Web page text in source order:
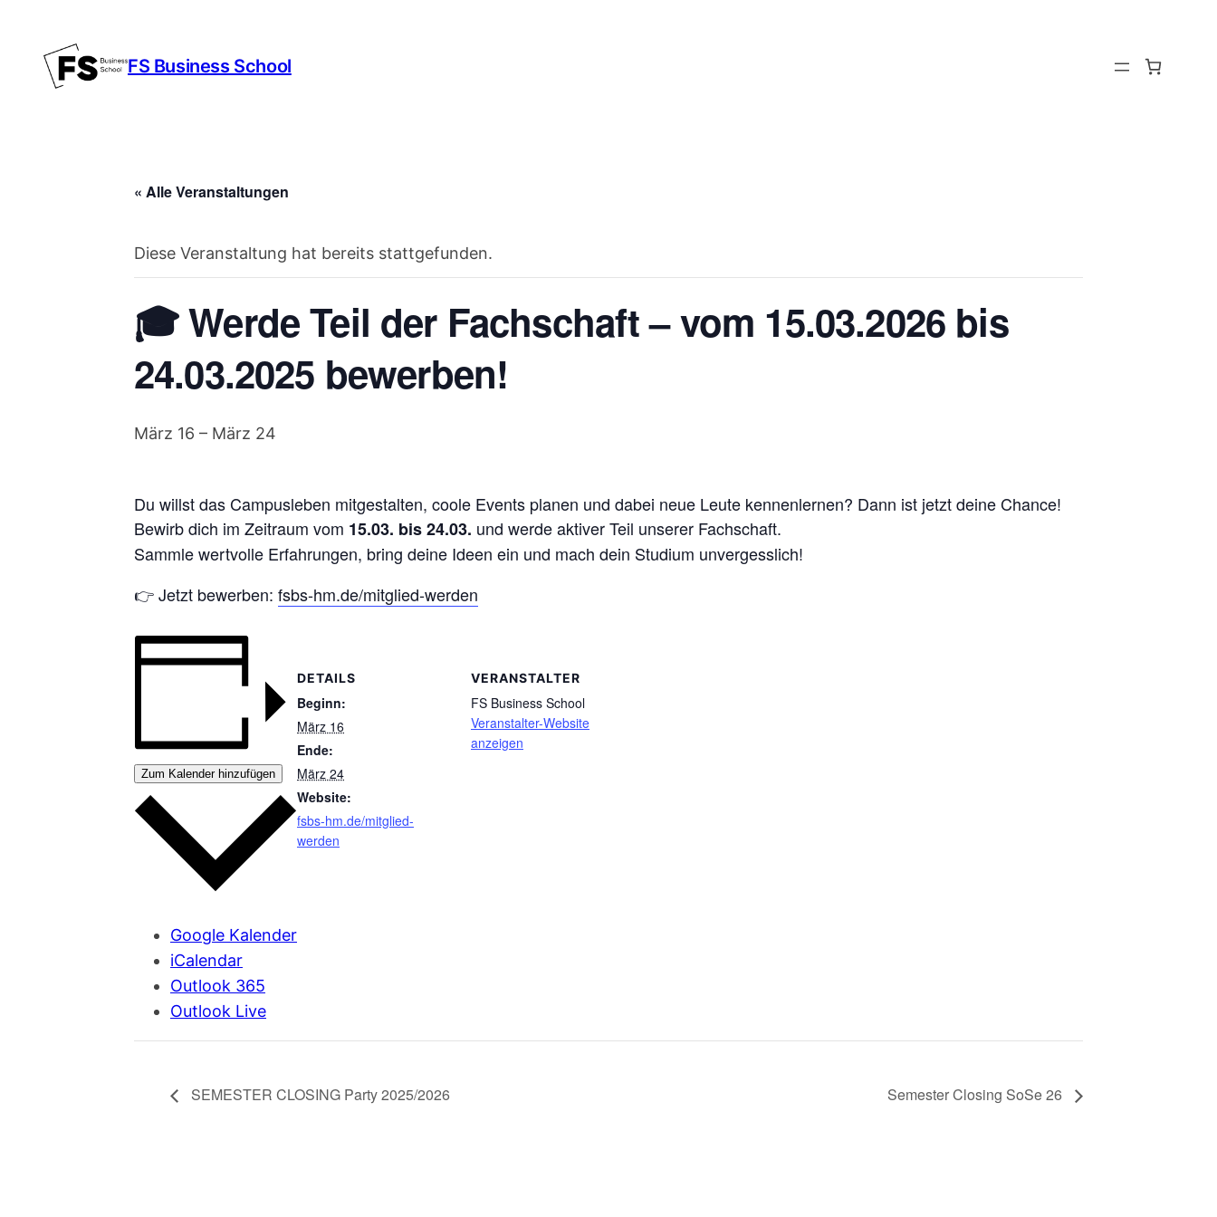
FS Business School
« Alle Veranstaltungen
Diese Veranstaltung hat bereits stattgefunden.
🎓 Werde Teil der Fachschaft – vom 15.03.2026 bis
24.03.2025 bewerben!
März 16 – März 24
Du willst das Campusleben mitgestalten, coole Events planen und dabei neue Leute kennenlernen? Dann ist jetzt deine Chance!
Bewirb dich im Zeitraum vom 15.03. bis 24.03. und werde aktiver Teil unserer Fachschaft.
Sammle wertvolle Erfahrungen, bring deine Ideen ein und mach dein Studium unvergesslich!
👉 Jetzt bewerben: fsbs-hm.de/mitglied-werden
Zum Kalender hinzufügen
Google Kalender
iCalendar
Outlook 365
Outlook Live
DETAILS
Beginn:
März 16
Ende:
März 24
Website:
fsbs-hm.de/mitglied-
werden
VERANSTALTER
FS Business School
Veranstalter-Website
anzeigen
SEMESTER CLOSING Party 2025/2026 Semester Closing SoSe 26